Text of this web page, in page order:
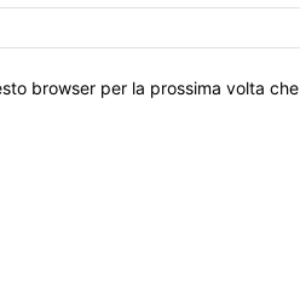
browser per la prossima volta che